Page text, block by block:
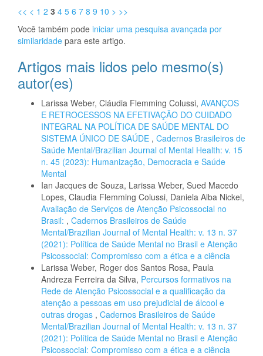
<< < 1 2 3 4 5 6 7 8 9 10 > >>
Você também pode iniciar uma pesquisa avançada por
similaridade para este artigo.
Artigos mais lidos pelo mesmo(s)
autor(es)
Larissa Weber, Cláudia Flemming Colussi, AVANÇOS
E RETROCESSOS NA EFETIVAÇÃO DO CUIDADO
INTEGRAL NA POLÍTICA DE SAÚDE MENTAL DO
SISTEMA ÚNICO DE SAÚDE , Cadernos Brasileiros de
Saúde Mental/Brazilian Journal of Mental Health: v. 15
n. 45 (2023): Humanização, Democracia e Saúde
Mental
Ian Jacques de Souza, Larissa Weber, Sued Macedo
Lopes, Claudia Flemming Colussi, Daniela Alba Nickel,
Avaliação de Serviços de Atenção Psicossocial no
Brasil: , Cadernos Brasileiros de Saúde
Mental/Brazilian Journal of Mental Health: v. 13 n. 37
(2021): Política de Saúde Mental no Brasil e Atenção
Psicossocial: Compromisso com a ética e a ciência
Larissa Weber, Roger dos Santos Rosa, Paula
Andreza Ferreira da Silva, Percursos formativos na
Rede de Atenção Psicossocial e a qualificação da
atenção a pessoas em uso prejudicial de álcool e
outras drogas , Cadernos Brasileiros de Saúde
Mental/Brazilian Journal of Mental Health: v. 13 n. 37
(2021): Política de Saúde Mental no Brasil e Atenção
Psicossocial: Compromisso com a ética e a ciência